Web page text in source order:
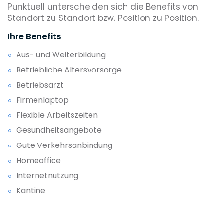
Punktuell unterscheiden sich die Benefits von
Standort zu Standort bzw. Position zu Position.
Ihre Benefits
Aus- und Weiterbildung
Betriebliche Altersvorsorge
Betriebsarzt
Firmenlaptop
Flexible Arbeitszeiten
Gesundheitsangebote
Gute Verkehrsanbindung
Homeoffice
Internetnutzung
Kantine